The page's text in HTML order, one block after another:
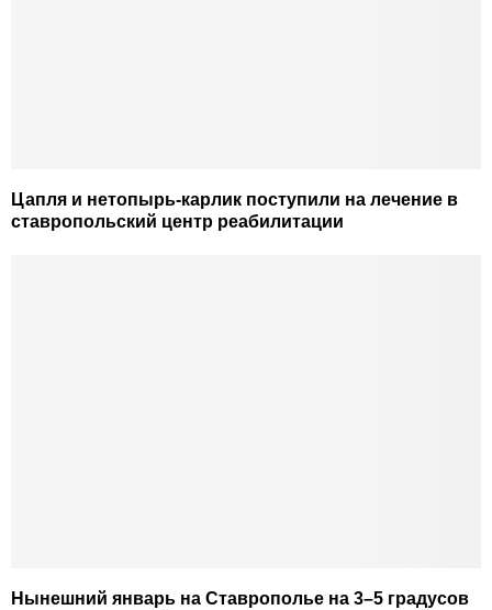
Цапля и нетопырь-карлик поступили на лечение в
ставропольский центр реабилитации
Нынешний январь на Ставрополье на 3–5 градусов